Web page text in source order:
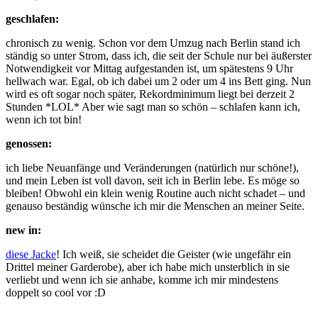
geschlafen:
chronisch zu wenig. Schon vor dem Umzug nach Berlin stand ich
ständig so unter Strom, dass ich, die seit der Schule nur bei äußerster
Notwendigkeit vor Mittag aufgestanden ist, um spätestens 9 Uhr
hellwach war. Egal, ob ich dabei um 2 oder um 4 ins Bett ging. Nun
wird es oft sogar noch später, Rekordminimum liegt bei derzeit 2
Stunden *LOL* Aber wie sagt man so schön – schlafen kann ich,
wenn ich tot bin!
genossen:
ich liebe Neuanfänge und Veränderungen (natürlich nur schöne!),
und mein Leben ist voll davon, seit ich in Berlin lebe. Es möge so
bleiben! Obwohl ein klein wenig Routine auch nicht schadet – und
genauso beständig wünsche ich mir die Menschen an meiner Seite.
new in:
diese Jacke! Ich weiß, sie scheidet die Geister (wie ungefähr ein
Drittel meiner Garderobe), aber ich habe mich unsterblich in sie
verliebt und wenn ich sie anhabe, komme ich mir mindestens
doppelt so cool vor :D